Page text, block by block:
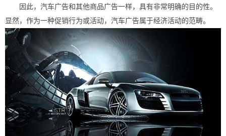
因此，汽车广告和其他商品广告一样，具有非常明确的目的性。
显然，作为一种促销行为或活动，汽车广告属于经济活动的范畴。